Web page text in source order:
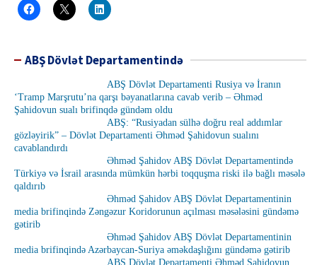
ABŞ Dövlət Departamentində
ABŞ Dövlət Departamenti Rusiya və İranın
‘Tramp Marşrutu’na qarşı bəyanatlarına cavab verib – Əhməd
Şahidovun sualı brifinqdə gündəm oldu
ABŞ: “Rusiyadan sülhə doğru real addımlar
gözləyirik” – Dövlət Departamenti Əhməd Şahidovun sualını
cavablandırdı
Əhməd Şahidov ABŞ Dövlət Departamentində
Türkiyə və İsrail arasında mümkün hərbi toqquşma riski ilə bağlı məsələ
qaldırıb
Əhməd Şahidov ABŞ Dövlət Departamentinin
media brifinqində Zəngəzur Koridorunun açılması məsələsini gündəmə
gətirib
Əhməd Şahidov ABŞ Dövlət Departamentinin
media brifinqində Azərbaycan-Suriya əməkdaşlığını gündəmə gətirib
ABŞ Dövlət Departamenti Əhməd Şahidovun